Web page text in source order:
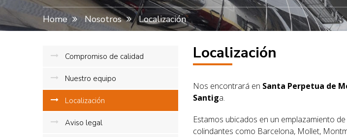
Home Nosotros Localización
Localización
Nos encontrará en Santa Perpetua de
Santiga.
Estamos ubicados en un emplazamiento de
colindantes como Barcelona, Mollet,
Compromiso de calidad
Nuestro equipo
Localización
Aviso legal